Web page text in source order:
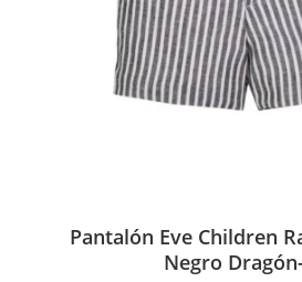
Pantalón Eve Children
Negro